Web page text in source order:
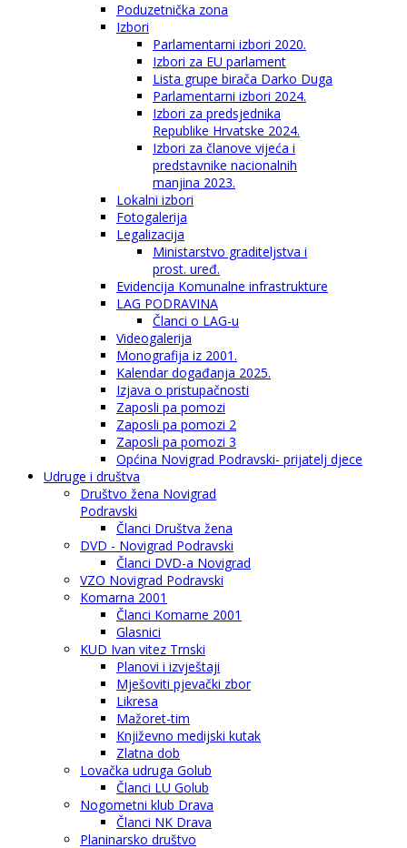
Poduzetnička zona
Izbori
Parlamentarni izbori 2020.
Izbori za EU parlament
Lista grupe birača Darko Duga
Parlamentarni izbori 2024.
Izbori za predsjednika
Republike Hrvatske 2024.
Izbori za članove vijeća i
predstavnike nacionalnih
manjina 2023.
Lokalni izbori
Fotogalerija
Legalizacija
Ministarstvo graditeljstva i
prost. uređ.
Evidencija Komunalne infrastrukture
LAG PODRAVINA
Članci o LAG-u
Videogalerija
Monografija iz 2001.
Kalendar događanja 2025.
Izjava o pristupačnosti
Zaposli pa pomozi
Zaposli pa pomozi 2
Zaposli pa pomozi 3
Općina Novigrad Podravski- prijatelj djece
Udruge i društva
Društvo žena Novigrad
Podravski
Članci Društva žena
DVD - Novigrad Podravski
Članci DVD-a Novigrad
VZO Novigrad Podravski
Komarna 2001
Članci Komarne 2001
Glasnici
KUD Ivan vitez Trnski
Planovi i izvještaji
Mješoviti pjevački zbor
Likresa
Mažoret-tim
Književno medijski kutak
Zlatna dob
Lovačka udruga Golub
Članci LU Golub
Nogometni klub Drava
Članci NK Drava
Planinarsko društvo